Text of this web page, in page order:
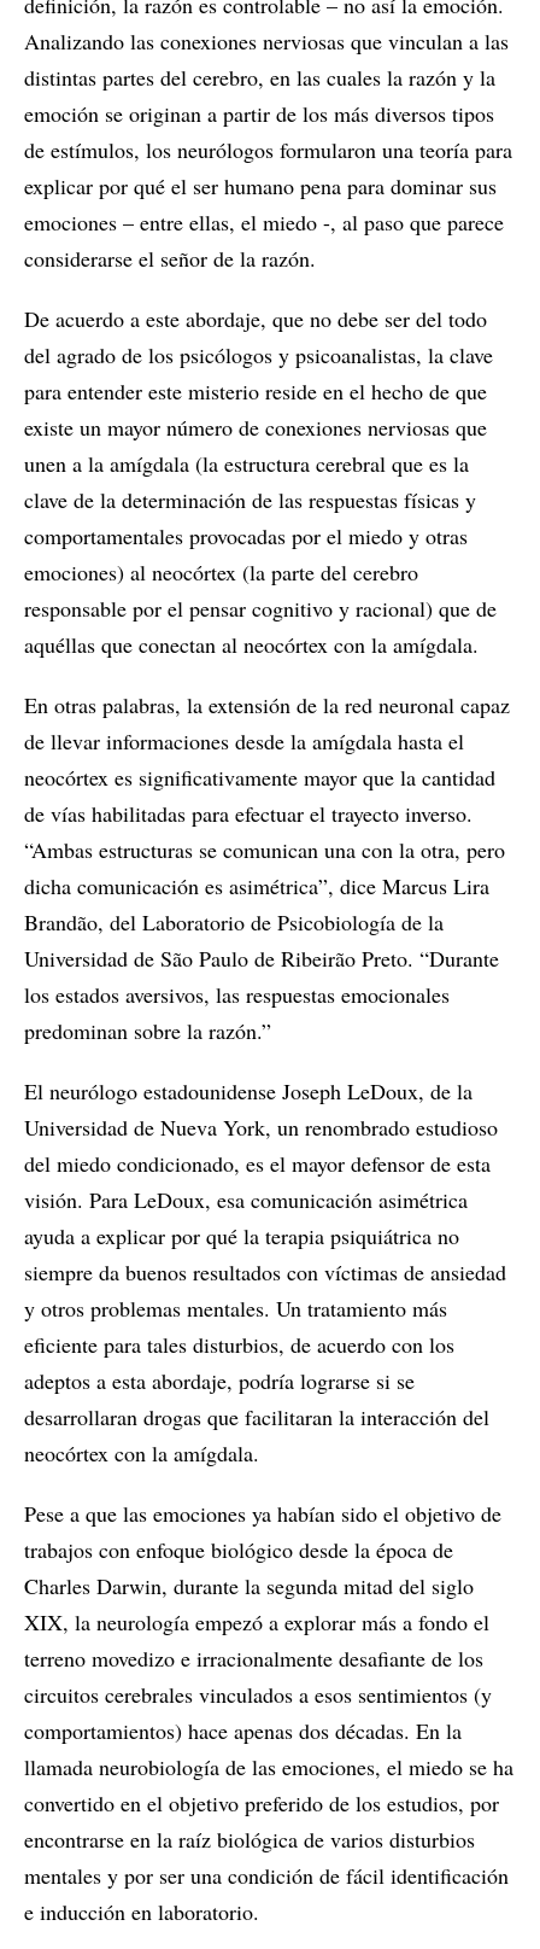
Analizando las conexiones nerviosas que vinculan a las
distintas partes del cerebro, en las cuales la razón y la
emoción se originan a partir de los más diversos tipos
de estímulos, los neurólogos formularon una teoría para
explicar por qué el ser humano pena para dominar sus
emociones – entre ellas, el miedo -, al paso que parece
considerarse el señor de la razón.
De acuerdo a este abordaje, que no debe ser del todo
del agrado de los psicólogos y psicoanalistas, la clave
para entender este misterio reside en el hecho de que
existe un mayor número de conexiones nerviosas que
unen a la amígdala (la estructura cerebral que es la
clave de la determinación de las respuestas físicas y
comportamentales provocadas por el miedo y otras
emociones) al neocórtex (la parte del cerebro
responsable por el pensar cognitivo y racional) que de
aquéllas que conectan al neocórtex con la amígdala.
En otras palabras, la extensión de la red neuronal capaz
de llevar informaciones desde la amígdala hasta el
neocórtex es significativamente mayor que la cantidad
de vías habilitadas para efectuar el trayecto inverso.
“Ambas estructuras se comunican una con la otra, pero
dicha comunicación es asimétrica”, dice Marcus Lira
Brandão, del Laboratorio de Psicobiología de la
Universidad de São Paulo de Ribeirão Preto. “Durante
los estados aversivos, las respuestas emocionales
predominan sobre la razón.”
El neurólogo estadounidense Joseph LeDoux, de la
Universidad de Nueva York, un renombrado estudioso
del miedo condicionado, es el mayor defensor de esta
visión. Para LeDoux, esa comunicación asimétrica
ayuda a explicar por qué la terapia psiquiátrica no
siempre da buenos resultados con víctimas de ansiedad
y otros problemas mentales. Un tratamiento más
eficiente para tales disturbios, de acuerdo con los
adeptos a esta abordaje, podría lograrse si se
desarrollaran drogas que facilitaran la interacción del
neocórtex con la amígdala.
Pese a que las emociones ya habían sido el objetivo de
trabajos con enfoque biológico desde la época de
Charles Darwin, durante la segunda mitad del siglo
XIX, la neurología empezó a explorar más a fondo el
terreno movedizo e irracionalmente desafiante de los
circuitos cerebrales vinculados a esos sentimientos (y
comportamientos) hace apenas dos décadas. En la
llamada neurobiología de las emociones, el miedo se ha
convertido en el objetivo preferido de los estudios, por
encontrarse en la raíz biológica de varios disturbios
mentales y por ser una condición de fácil identificación
e inducción en laboratorio.